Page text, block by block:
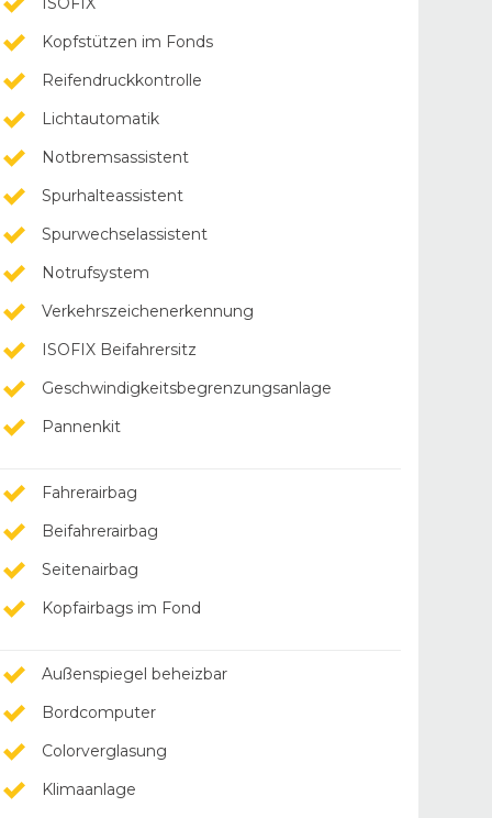
Kopfstützen im Fonds
Reifendruckkontrolle
Lichtautomatik
Notbremsassistent
Spurhalteassistent
Spurwechselassistent
Notrufsystem
Verkehrszeichenerkennung
ISOFIX Beifahrersitz
Geschwindigkeitsbegrenzungsanlage
Pannenkit
Fahrerairbag
Beifahrerairbag
Seitenairbag
Kopfairbags im Fond
Außenspiegel beheizbar
Bordcomputer
Colorverglasung
Klimaanlage